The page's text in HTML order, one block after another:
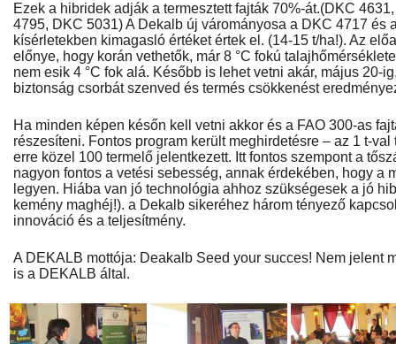
Ezek a hibridek adják a termesztett fajták 70%-át.(DKC
4795, DKC 5031) A Dekalb új várományosa a DKC 4717 és
kísérletekben kimagasló értéket értek el. (14-15 t/ha!). Az
előnye, hogy korán vethetők, már 8 °C fokú
nem esik 4 °C fok alá. Később is lehet vetni akár, május 20-
biztonság csorbát szenved és termés csökkenést
Ha minden képen későn kell vetni akkor és a FAO 300-as
részesíteni. Fontos program került meghirdetésre – az 1 t-
erre közel 100 termelő jelentkezett. Itt fontos szempont a
nagyon fontos a vetési sebesség, annak érdekében, hogy a
legyen. Hiába van jó technológia ahhoz szükségesek a jó
kemény maghéj!). a Dekalb sikeréhez három tényező
innováció és a teljesítmény.
A DEKALB mottója: Deakalb Seed your succes! Nem jelent
is a DEKALB által.